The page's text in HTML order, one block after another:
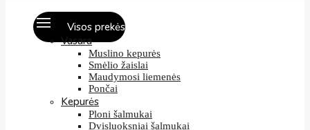
Visos prekės
Vasara
Muslino kepurės
Smėlio žaislai
Maudymosi liemenės
Pončai
Kepurės
Ploni šalmukai
Dvisluoksniai šalmukai